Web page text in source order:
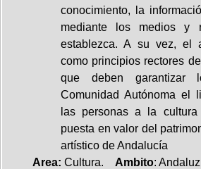
conocimiento, la
mediante los medios y
establezca. A su vez, el
como principios rectores
que deben garantizar
Comunidad Autónoma el
las personas a la
puesta en valor del
artístico de Andalucía
Area: Cultura. Ambito: